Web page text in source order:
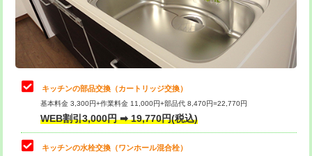
め込み）)
給水管工事※（土の掘削・埋め戻し作
11,000円
給水管工事※（塩ビ管（VP・HI）使
用/3ｍまで)
給水管工事※（塩ビ管（VP・HI）使
用（追加）/3ｍ超え)
止水・漏水調査・防水処理・清掃・修
理・調整・分解・加工など（軽作業）
11,000円
止水・漏水調査・防水処理・清掃・修
理・調整・分解・加工など（中作業）
22,000円
止水・漏水調査・防水処理・清掃・修
理・調整・分解・加工など（重作業）
33,000円
お風呂タンク脱着
キッチンの部品交換（カートリッジ交換）
基本料金 3,300円+作業料金 11,000円+部品代 8,470円=22,770円
WEB割引3,000円 ➡ 19,770円(税込)
キッチンの水栓交換（ワンホール混合栓）